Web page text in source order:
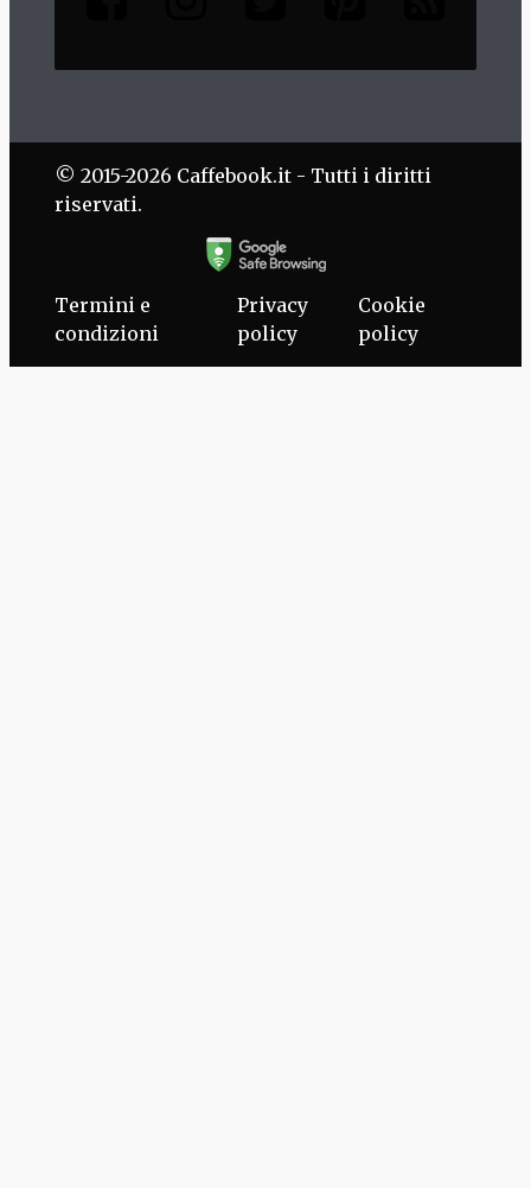
© 2015-2026 Caffebook.it - Tutti i diritti
riservati.
Termini e
condizioni
Privacy
policy
Cookie
policy